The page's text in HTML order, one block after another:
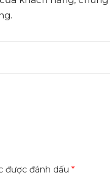
được đánh dấu *